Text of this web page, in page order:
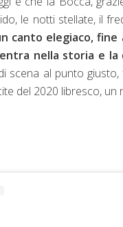
le notti stellate, il
canto elegiaco, fine
nella storia e la
scena al punto
del 2020 libresco,